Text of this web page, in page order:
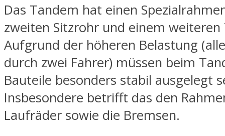
Das Tandem hat einen
zweiten Sitzrohr und einem
Aufgrund der höheren Belastung
durch zwei Fahrer) müssen beim
Bauteile besonders stabil ausgelegt
Insbesondere betrifft das den
Laufräder sowie die Bremsen.